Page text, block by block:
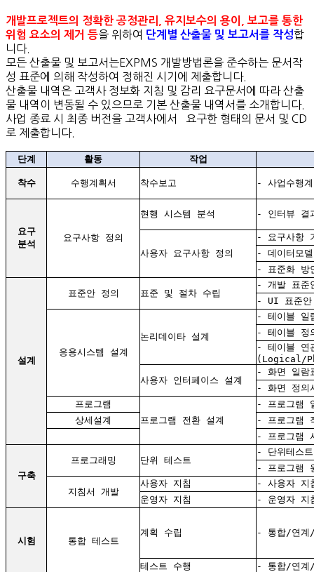
개발프로젝트의 정확한 공정관리, 유지보수의 용이, 보고를 통한
위험 요소의 제거 등을 위하여 단계별 산출물 및 보고서를 작성합
니다.
모든 산출물 및 보고서는EXPMS 개발방법론을 준수하는 문서작
성 표준에 의해 작성하여 정해진 시기에 제출합니다.
산출물 내역은 고객사 정보화 지침 및 감리 요구문서에 따라 산출
물 내역이 변동될 수 있으므로 기본 산출물 내역서를 소개합니다.
사업 종료 시 최종 버전을 고객사에서 요구한 형태의 문서 및 CD
로 제출합니다.
단계 활동 작업
착수 수행계획서 착수보고 - 사업수행
요구
분석
요구사항 정의
현행 시스템 분석 - 인터뷰 결
사용자 요구사항 정의
- 요구사항
- 데이터모델
- 표준화 방
설계
표준안 정의 표준 및 절차 수립
- 개발 표준
- UI 표준안
응용시스템 설계
논리데이타 설계
- 테이블 일
- 테이블 정
- 테이블 연
(Logical/
사용자 인터페이스 설계
- 화면 일람
- 화면 정의
프로그램
프로그램 전환 설계
- 프로그램
상세설계
- 프로그램
- 프로그램
구축
프로그래밍 단위 테스트
- 단위테스
- 프로그램
지침서 개발
사용자 지침
- 사용자 지
운영자 지침
- 운영자 지
시험 통합 테스트
계획 수립 - 통합/연계/
테스트 수행 - 통합/연계